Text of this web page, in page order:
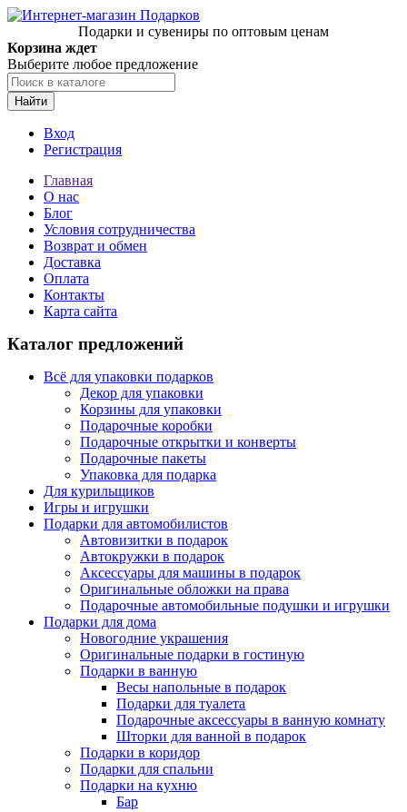
Подарки и сувениры по оптовым ценам
Корзина ждет
Выберите любое предложение
Найти
Вход
Регистрация
Главная
О нас
Блог
Условия сотрудничества
Возврат и обмен
Доставка
Оплата
Контакты
Карта сайта
Каталог предложений
Всё для упаковки подарков
Декор для упаковки
Корзины для упаковки
Подарочные коробки
Подарочные открытки и конверты
Подарочные пакеты
Упаковка для подарка
Для курильщиков
Игры и игрушки
Подарки для автомобилистов
Автовизитки в подарок
Автокружки в подарок
Аксессуары для машины в подарок
Оригинальные обложки на права
Подарочные автомобильные подушки и игрушки
Подарки для дома
Новогодние украшения
Оригинальные подарки в гостиную
Подарки в ванную
Весы напольные в подарок
Подарки для туалета
Подарочные аксессуары в ванную комнату
Шторки для ванной в подарок
Подарки в коридор
Подарки для спальни
Подарки на кухню
Бар